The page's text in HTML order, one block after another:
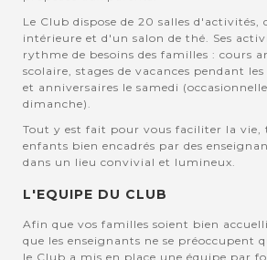
Le Club dispose de 20 salles d'activités,
intérieure et d'un salon de thé. Ses
rythme de besoins des familles : cours
scolaire, stages de vacances pendant les
et anniversaires le samedi
dimanche).
Tout y est fait pour vous faciliter la vie,
enfants bien encadrés par des
dans un lieu convivial et lumineux.
L'EQUIPE DU CLUB
Afin que vos familles soient bien
que les enseignants ne se préoccupent
le Club a mis en place une équipe par